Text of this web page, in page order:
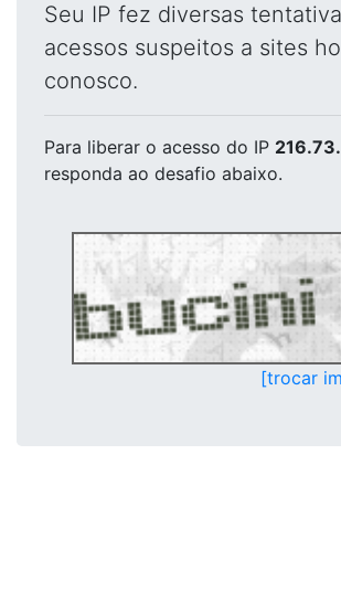
Seu IP fez diversas
acessos suspeitos a sites
conosco.
Para liberar o acesso do IP
responda ao desafio abaixo.
[trocar